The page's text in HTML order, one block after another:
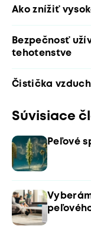
Ako znížiť
Bezpečnosť
tehotenstve
Čistička
Súvisiace
Peľové